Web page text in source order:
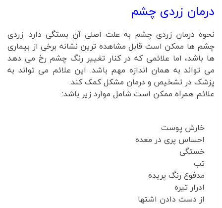
درمان زردی چشم
نحوه درمان زردی چشم به علت اصلی آن بستگی دارد. زردی
چشم ها ممکن است قابل مشاهده ترین نشانه برخی از بیماری
ها باشد، اما علائمی که در کنار تغییر رنگ چشم رخ می دهد
می تواند به همان اندازه مهم باشد. این علائم می تواند به
پزشک در تشخیص و درمان مشکل کمک کند.
علائم همراه ممکن است شامل موارد زیر باشد:
خارش پوست
احساس پری در معده
خستگی
تب
مدفوع رنگ پریده
ادرار تیره
از دست دادن اشتها